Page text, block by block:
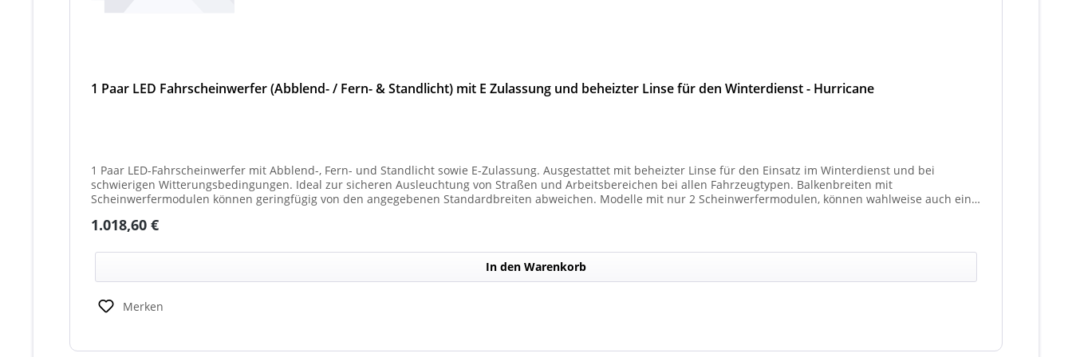
1 Paar LED Fahrscheinwerfer (Abblend- / Fern- & Standlicht) mit E Zulassung und beheizter Linse für den Winterdienst - Hurricane
1 Paar LED-Fahrscheinwerfer mit Abblend-, Fern- und Standlicht sowie E-Zulassung. Ausgestattet mit beheizter Linse für den Einsatz im Winterdienst und bei
schwierigen Witterungsbedingungen. Ideal zur sicheren Ausleuchtung von Straßen und Arbeitsbereichen bei allen Fahrzeugtypen. Balkenbreiten mit
Scheinwerfermodulen können geringfügig von den angegebenen Standardbreiten abweichen. Modelle mit nur 2 Scheinwerfermodulen, können wahlweise auch ein
Scheinwerfer möglich)
Regulärer Preis:
1.018,60 €
In den Warenkorb
Merken